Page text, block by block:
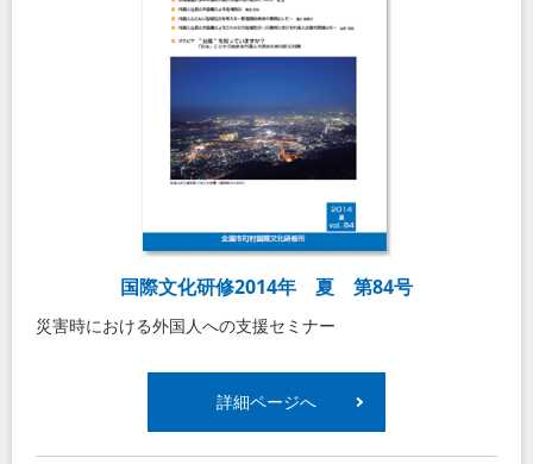
国際文化研修2014年 夏 第84号
災害時における外国人への支援セミナー
詳細ページへ